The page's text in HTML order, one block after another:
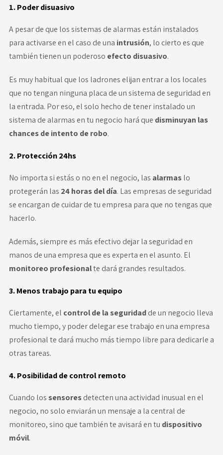
1. Poder disuasivo
A pesar de que los sistemas de alarmas están instalados
para activarse en el caso de una intrusión, lo cierto es que
también tienen un poderoso efecto disuasivo.
Es muy habitual que los ladrones elijan entrar a los locales
que no tengan ninguna placa de un sistema de seguridad en
la entrada. Por eso, el solo hecho de tener instalado un
sistema de alarmas en tu negocio hará que disminuyan las
chances de intento de robo.
2. Protección 24hs
No importa si estás o no en el negocio, las alarmaslo
protegerán las 24 horas del día. Las empresas de seguridad
se encargan de cuidar de tu empresa para que no tengas que
hacerlo.
Además, siempre es más efectivo dejar la seguridad en
manos de una empresa que es experta en el asunto. El
monitoreo profesionalte dará grandes resultados.
3. Menos trabajo para tu equipo
Ciertamente, el control de la seguridadde un negocio lleva
mucho tiempo, y poder delegar ese trabajo en una empresa
profesional te dará mucho más tiempo libre para dedicarle a
otras tareas.
4. Posibilidad de control remoto
Cuando los sensoresdetecten una actividad inusual en el
negocio, no solo enviarán un mensaje a la central de
monitoreo, sino que también te avisará en tu dispositivo
móvil.